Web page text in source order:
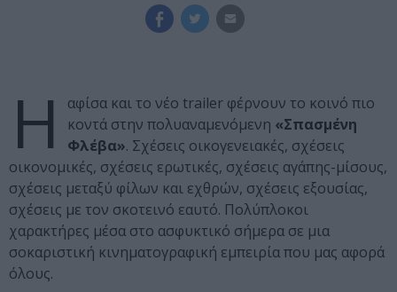
Η
αφίσα και το νέο trailer φέρνουν το κοινό πιο
κοντά στην πολυαναμενόμενη «Σπασμένη
Φλέβα». Σχέσεις οικογενειακές, σχέσεις
οικονομικές, σχέσεις ερωτικές, σχέσεις αγάπης-μίσους,
σχέσεις μεταξύ φίλων και εχθρών, σχέσεις εξουσίας,
σχέσεις με τον σκοτεινό εαυτό. Πολύπλοκοι
χαρακτήρες μέσα στο ασφυκτικό σήμερα σε μια
σοκαριστική κινηματογραφική εμπειρία που μας αφορά
όλους.